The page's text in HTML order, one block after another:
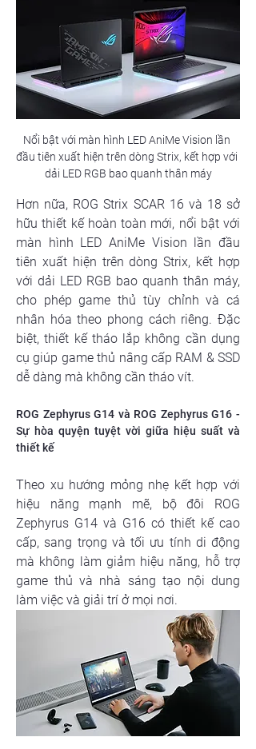
Nổi bật với màn hình LED AniMe Vision lần
đầu tiên xuất hiện trên dòng Strix, kết hợp với
dải LED RGB bao quanh thân máy
Hơn nữa, ROG Strix SCAR 16 và 18 sở
hữu thiết kế hoàn toàn mới, nổi bật với
màn hình LED AniMe Vision lần đầu
tiên xuất hiện trên dòng Strix, kết hợp
với dải LED RGB bao quanh thân máy,
cho phép game thủ tùy chỉnh và cá
nhân hóa theo phong cách riêng. Đặc
biệt, thiết kế tháo lắp không cần dụng
cụ giúp game thủ nâng cấp RAM & SSD
dễ dàng mà không cần tháo vít.
ROG Zephyrus G14 và ROG Zephyrus G16 -
Sự hòa quyện tuyệt vời giữa hiệu suất và
thiết kế
Theo xu hướng mỏng nhẹ kết hợp với
hiệu năng mạnh mẽ, bộ đôi ROG
Zephyrus G14 và G16 có thiết kế cao
cấp, sang trọng và tối ưu tính di động
mà không làm giảm hiệu năng, hỗ trợ
game thủ và nhà sáng tạo nội dung
làm việc và giải trí ở mọi nơi.